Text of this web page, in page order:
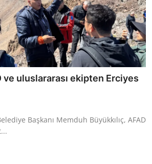
Üst Kurullar
ve uluslararası ekipten Erciyes
Başkanı Memduh Büyükkılıç, AFAD